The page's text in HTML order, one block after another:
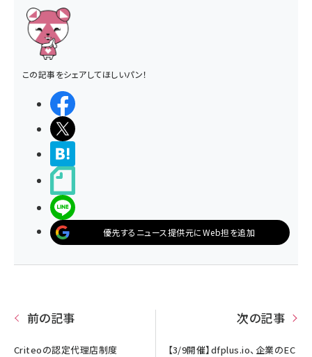
この記事をシェアしてほしいパン！
優先するニュース提供元にWeb担を追加
前の記事
Criteoの認定代理店制度
次の記事
【3/9開催】dfplus.io、企業のEC